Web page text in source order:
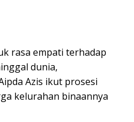
rasa empati terhadap
dunia,
Azis ikut prosesi
kelurahan binaannya